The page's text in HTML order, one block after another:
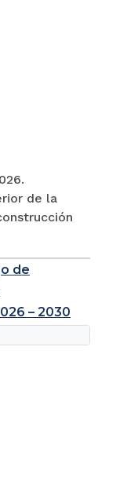
de la
de
– 2030